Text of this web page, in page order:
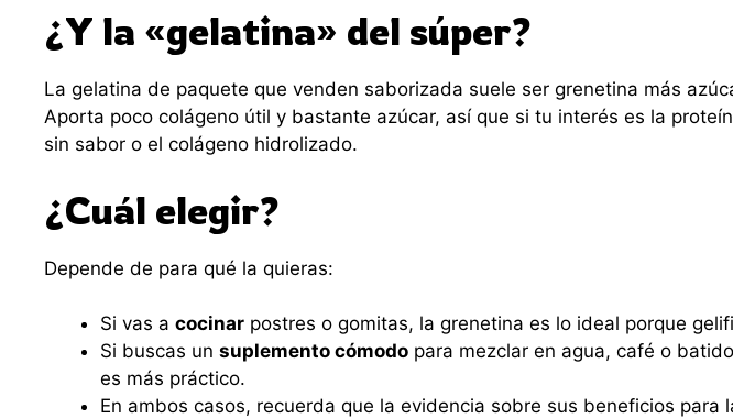
¿Y la «gelatina» del súper?
La gelatina de paquete que venden saborizada suele ser grenetina más
Aporta poco colágeno útil y bastante azúcar, así que si tu interés es la
sin sabor o el colágeno hidrolizado.
¿Cuál elegir?
Depende de para qué la quieras:
Si vas a cocinar postres o gomitas, la grenetina es lo ideal porque
Si buscas un suplemento cómodo para mezclar en agua, café o
es más práctico.
En ambos casos, recuerda que la evidencia sobre sus beneficios para